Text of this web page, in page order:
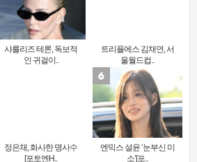
샤를리즈 테론, 독보적
인 귀걸이..
트리플에스 김채연, 서
울월드컵..
정은채, 화사한 명사수
[포토엔H..
엔믹스 설윤 ‘눈부신 미
소’[포..